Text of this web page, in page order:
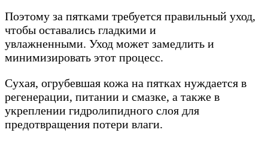
Поэтому за пятками требуется правильный уход,
чтобы оставались гладкими и
увлажненными. Уход может замедлить и
минимизировать этот процесс.
Сухая, огрубевшая кожа на пятках нуждается в
регенерации, питании и смазке, а также в
укреплении гидролипидного слоя для
предотвращения потери влаги.